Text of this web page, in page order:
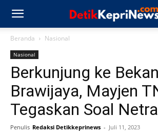
Beranda Nasional
Nasional
Berkunjung ke
Brawijaya, Mayjen
Tegaskan Soal
Penulis Redaksi Detikkeprinews - Juli 11, 2023